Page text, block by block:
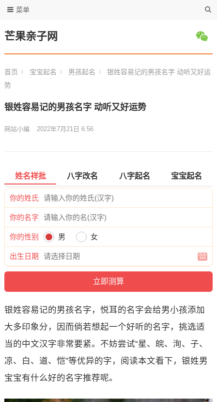
芒果亲子网
菜单
首页 宝宝起名 男孩起名
银姓容易记的男孩名字 动听又好运
势
银姓容易记的男孩名字 动听又好运势
网站小编 2022年7月21日 6:56
姓名祥批 八字改名 八字起名 宝宝起名
你的姓氏
你的名字
你的性别 男 女
出生日期
银姓容易记的男孩名字，悦耳的名字会给男小孩添加
大多印象分，因而倘若想起一个好听的名字，挑选适
当的中文汉字非常要紧。不妨尝试“星、皖、洵、子、
凉、白、道、恺”等优异的字，阅读本文看下，银姓男
宝宝有什么好的名字推荐呢。